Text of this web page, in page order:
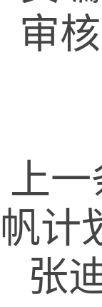
审核
上一
帆计
张